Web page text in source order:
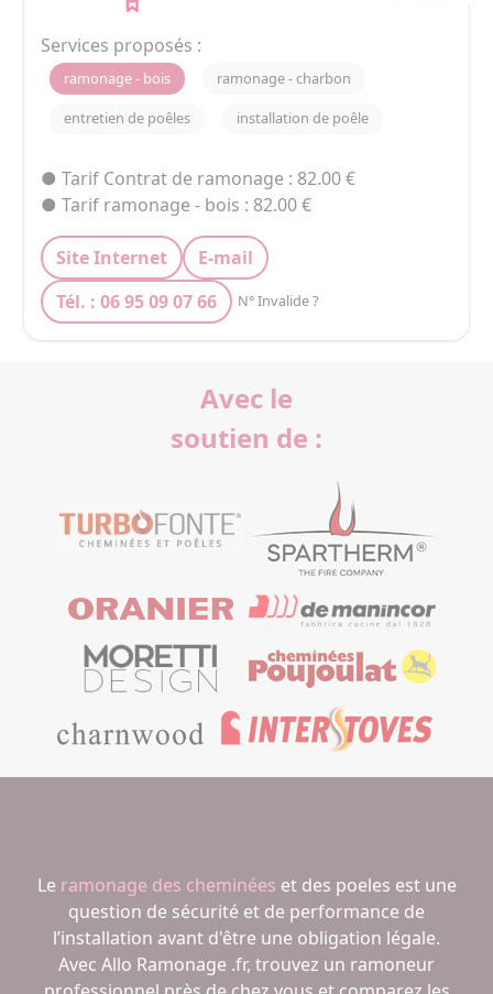
Services proposés :
ramonage - bois ramonage - charbon
entretien de poêles installation de poêle
● Tarif Contrat de ramonage : 82.00 €
● Tarif ramonage - bois : 82.00 €
Site Internet
E-mail
Tél. : 06 95 09 07 66
N° Invalide ?
Avec le
soutien de :
Le ramonage des cheminées et des poeles est une
question de sécurité et de performance de
l’installation avant d'être une obligation légale.
Avec Allo Ramonage .fr, trouvez un ramoneur